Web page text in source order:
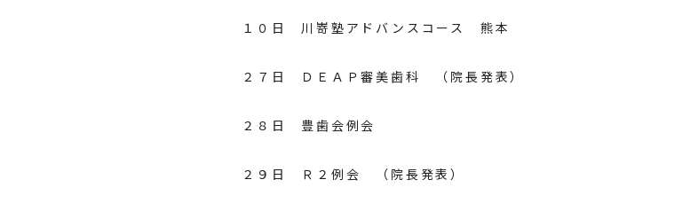
１０日 川嵜塾アドバンスコース 熊本
２７日 ＤＥＡＰ審美歯科 （院長発表）
２８日 豊歯会例会
２９日 Ｒ２例会 （院長発表）